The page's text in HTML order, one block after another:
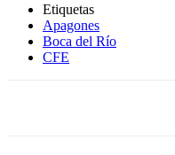
Etiquetas
Apagones
Boca del Río
CFE